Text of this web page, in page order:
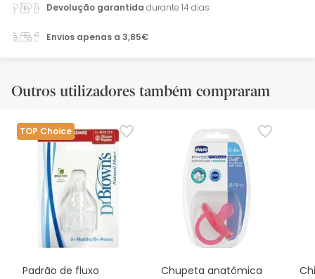
Devolução garantida durante 14 dias
Envios apenas a 3,85€
Outros utilizadores também compraram
TOP Choice
Padrão de fluxo
Chupeta anatômica